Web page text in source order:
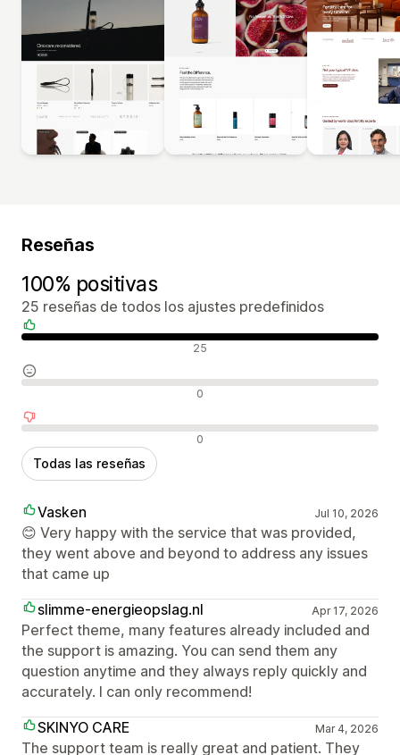
Reseñas
100% positivas
25 reseñas de todos los ajustes predefinidos
Reseñas positivas 25
Reseñas neutras 0
Reseñas negativas 0
Todas las reseñas
Vasken Jul 10, 2026
😊 Very happy with the service that was provided,
they went above and beyond to address any issues
that came up
slimme-energieopslag.nl
Apr 17, 2026
Perfect theme, many features already included and
the support is amazing. You can send them any
question anytime and they always reply quickly and
accurately. I can only recommend!
SKINYO CARE
Mar 4, 2026
The support team is really great and patient. They